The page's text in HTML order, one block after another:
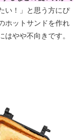
い！」と思う方にぴ
ホットサンドを作れ
はやや不向きです。